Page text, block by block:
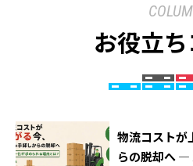
お役立
物流コストが
らの脱却へ ―